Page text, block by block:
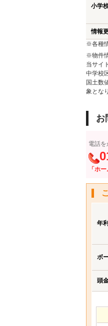
小学
情報
※各種
※物件
当サイ
中学校
国土数
象とな
お
電話を
「ホ
年
ボ
頭